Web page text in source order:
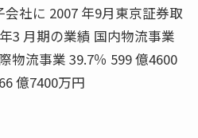
社に 2007 年9月東京証券取
3 月期の業績 国内物流事業
物流事業 39.7％ 599 億4600
億7400万円